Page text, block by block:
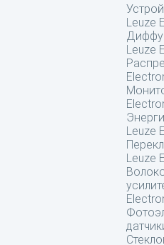
Leuze
Leuze
Leuze
Leuze